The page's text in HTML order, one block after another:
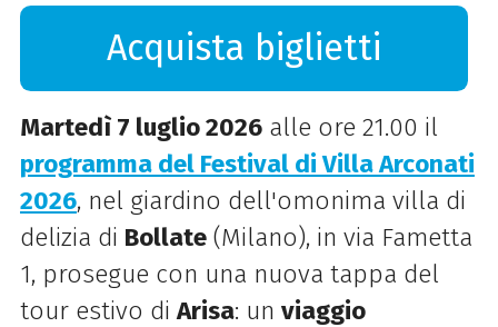
Acquista biglietti
Martedì 7 luglio 2026alle ore 21.00 il
programma del Festival di Villa Arconati
2026, nel giardino dell'omonima villa di
delizia di Bollate(Milano), in via Fametta
1, prosegue con una nuova tappa del
tour estivo diArisa: un viaggio